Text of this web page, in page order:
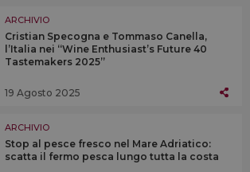
ARCHIVIO
Cristian Specogna e Tommaso Canella,
l’Italia nei “Wine Enthusiast’s Future 40
Tastemakers 2025”
19 Agosto 2025
ARCHIVIO
Stop al pesce fresco nel Mare Adriatico:
scatta il fermo pesca lungo tutta la costa